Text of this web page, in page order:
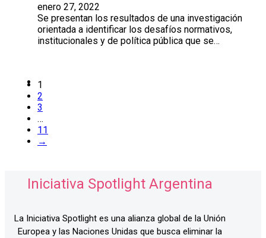
enero 27, 2022
Se presentan los resultados de una investigación
orientada a identificar los desafíos normativos,
institucionales y de política pública que se…
1
2
3
…
11
→
Iniciativa Spotlight Argentina
La Iniciativa Spotlight es una alianza global de la Unión
Europea y las Naciones Unidas que busca eliminar la